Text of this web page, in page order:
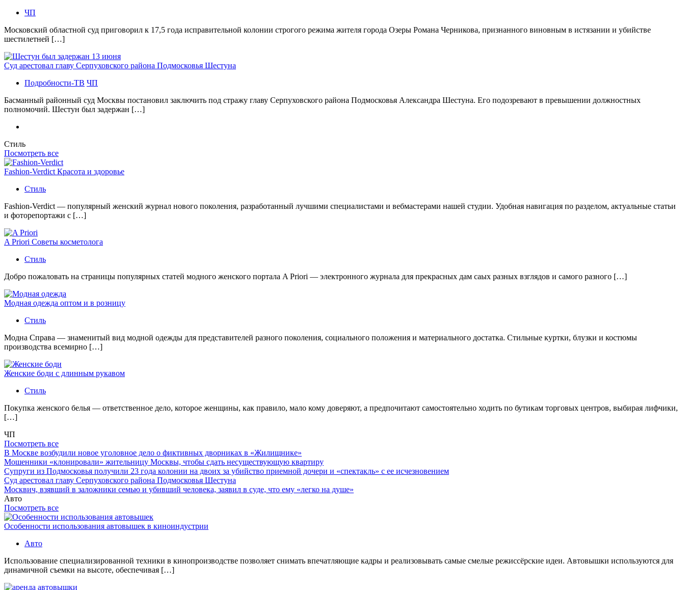
ЧП
Московский областной суд приговорил к 17,5 года исправительной колонии строгого режима жителя города Озеры Романа Черникова, признанного виновным в истязании и убийстве
шестилетней […]
Суд арестовал главу Серпуховского района Подмосковья Шестуна
Подробности-ТВ ЧП
Басманный районный суд Москвы постановил заключить под стражу главу Серпуховского района Подмосковья Александра Шестуна. Его подозревают в превышении должностных
полномочий. Шестун был задержан […]
Стиль
Посмотреть все
Fashion-Verdict Красота и здоровье
Стиль
Fashion-Verdict — популярный женский журнал нового поколения, разработанный лучшими специалистами и вебмастерами нашей студии. Удобная навигация по разделом, актуальные статьи
и фоторепортажи с […]
A Priori Советы косметолога
Стиль
Добро пожаловать на страницы популярных статей модного женского портала A Priori — электронного журнала для прекрасных дам саых разных взглядов и самого разного […]
Модная одежда оптом и в розницу
Стиль
Модна Справа — знаменитый вид модной одежды для представителей разного поколения, социального положения и материального достатка. Стильные куртки, блузки и костюмы
производства всемирно […]
Женские боди с длинным рукавом
Стиль
Покупка женского белья — ответственное дело, которое женщины, как правило, мало кому доверяют, а предпочитают самостоятельно ходить по бутикам торговых центров, выбирая лифчики,
[…]
ЧП
Посмотреть все
В Москве возбудили новое уголовное дело о фиктивных дворниках в «Жилищнике»
Мошенники «клонировали» жительницу Москвы, чтобы сдать несуществующую квартиру
Супруги из Подмосковья получили 23 года колонии на двоих за убийство приемной дочери и «спектакль» с ее исчезновением
Суд арестовал главу Серпуховского района Подмосковья Шестуна
Москвич, взявший в заложники семью и убивший человека, заявил в суде, что ему «легко на душе»
Авто
Посмотреть все
Особенности использования автовышек в киноиндустрии
Авто
Использование специализированной техники в кинопроизводстве позволяет снимать впечатляющие кадры и реализовывать самые смелые режиссёрские идеи. Автовышки используются для
динамичной съемки на высоте, обеспечивая […]